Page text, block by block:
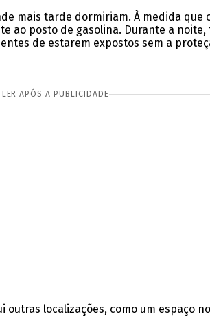
mais tarde dormiriam. À medida que
posto de gasolina. Durante a noite,
de estarem expostos sem a
APÓS A PUBLICIDADE
localizações, como um espaço